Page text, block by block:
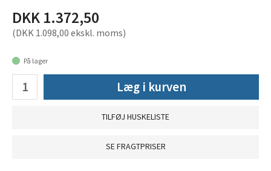
DKK 1.372,50
(DKK 1.098,00 ekskl. moms)
På lager
Læg i kurven
TILFØJ HUSKELISTE
SE FRAGTPRISER